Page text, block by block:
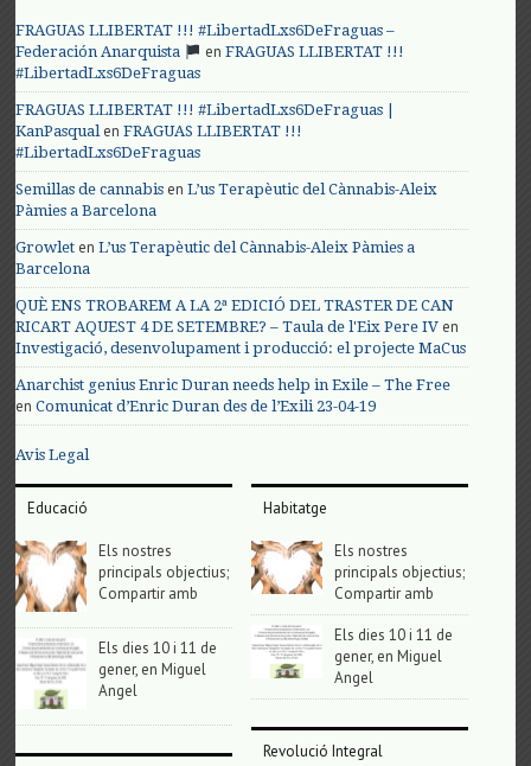
FRAGUAS LLIBERTAT !!! #LibertadLxs6DeFraguas –
Federación Anarquista
enFRAGUAS LLIBERTAT !!!
#LibertadLxs6DeFraguas
FRAGUAS LLIBERTAT !!! #LibertadLxs6DeFraguas |
KanPasqualenFRAGUAS LLIBERTAT !!!
#LibertadLxs6DeFraguas
Semillas de cannabis enL’us Terapèutic del Cànnabis-Aleix
Pàmies a Barcelona
Growlet enL’us Terapèutic del Cànnabis-Aleix Pàmies a
Barcelona
QUÈ ENS TROBAREM A LA 2ª EDICIÓ DEL TRASTER DE CAN
RICART AQUEST 4 DE SETEMBRE? – Taula de l'Eix Pere IV en
Investigació, desenvolupament i producció: el projecte MaCus
Anarchist genius Enric Duran needs help in Exile – The Free
enComunicat d’Enric Duran des de l’Exili 23-04-19
Avis Legal
Educació
Els nostres
principals objectius;
Compartir amb
Els dies 10 i 11 de
gener, en Miguel
Angel
Habitatge
Els nostres
principals objectius;
Compartir amb
Els dies 10 i 11 de
gener, en Miguel
Angel
Revolució Integral